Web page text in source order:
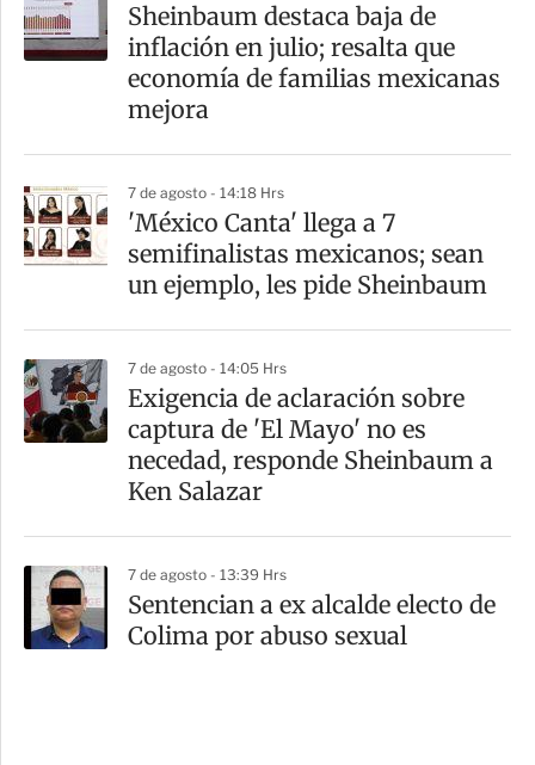
Sheinbaum destaca baja de
inflación en julio; resalta que
economía de familias mexicanas
mejora
7 de agosto - 14:18 Hrs
'México Canta' llega a 7
semifinalistas mexicanos; sean
un ejemplo, les pide Sheinbaum
7 de agosto - 14:05 Hrs
Exigencia de aclaración sobre
captura de 'El Mayo' no es
necedad, responde Sheinbaum a
Ken Salazar
7 de agosto - 13:39 Hrs
Sentencian a ex alcalde electo de
Colima por abuso sexual